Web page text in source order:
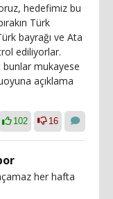
hedefimiz bu
Türk
bayrağı ve Ata
ediliyorlar.
bunlar mukayese
açıklama
102 16
her hafta